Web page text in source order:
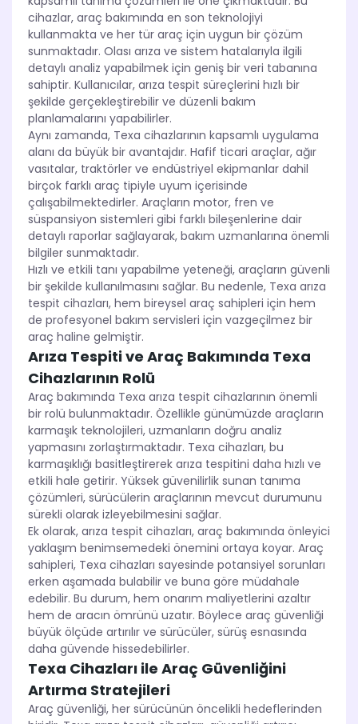
cihazlar, araç bakımında en son teknolojiyi
kullanmakta ve her tür araç için uygun bir çözüm
sunmaktadır. Olası arıza ve sistem hatalarıyla ilgili
detaylı analiz yapabilmek için geniş bir veri tabanına
sahiptir. Kullanıcılar, arıza tespit süreçlerini hızlı bir
şekilde gerçekleştirebilir ve düzenli bakım
planlamalarını yapabilirler.
Aynı zamanda, Texa cihazlarının kapsamlı uygulama
alanı da büyük bir avantajdır. Hafif ticari araçlar, ağır
vasıtalar, traktörler ve endüstriyel ekipmanlar dahil
birçok farklı araç tipiyle uyum içerisinde
çalışabilmektedirler. Araçların motor, fren ve
süspansiyon sistemleri gibi farklı bileşenlerine dair
detaylı raporlar sağlayarak, bakım uzmanlarına önemli
bilgiler sunmaktadır.
Hızlı ve etkili tanı yapabilme yeteneği, araçların güvenli
bir şekilde kullanılmasını sağlar. Bu nedenle, Texa arıza
tespit cihazları, hem bireysel araç sahipleri için hem
de profesyonel bakım servisleri için vazgeçilmez bir
araç haline gelmiştir.
Arıza Tespiti ve Araç Bakımında Texa
Cihazlarının Rolü
Araç bakımında Texa arıza tespit cihazlarının önemli
bir rolü bulunmaktadır. Özellikle günümüzde araçların
karmaşık teknolojileri, uzmanların doğru analiz
yapmasını zorlaştırmaktadır. Texa cihazları, bu
karmaşıklığı basitleştirerek arıza tespitini daha hızlı ve
etkili hale getirir. Yüksek güvenilirlik sunan tanıma
çözümleri, sürücülerin araçlarının mevcut durumunu
sürekli olarak izleyebilmesini sağlar.
Ek olarak, arıza tespit cihazları, araç bakımında önleyici
yaklaşım benimsemedeki önemini ortaya koyar. Araç
sahipleri, Texa cihazları sayesinde potansiyel sorunları
erken aşamada bulabilir ve buna göre müdahale
edebilir. Bu durum, hem onarım maliyetlerini azaltır
hem de aracın ömrünü uzatır. Böylece araç güvenliği
büyük ölçüde artırılır ve sürücüler, sürüş esnasında
daha güvende hissedebilirler.
Texa Cihazları ile Araç Güvenliğini
Artırma Stratejileri
Araç güvenliği, her sürücünün öncelikli hedeflerinden